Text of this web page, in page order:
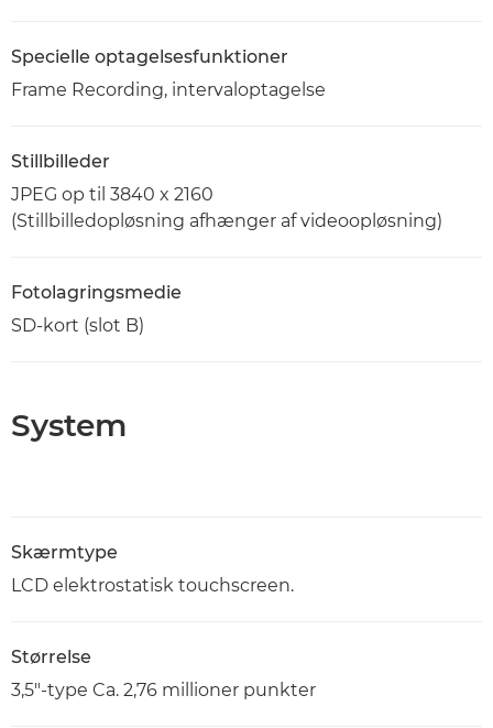
Specielle optagelsesfunktioner
Frame Recording, intervaloptagelse
Stillbilleder
JPEG op til 3840 x 2160
(Stillbilledopløsning afhænger af videoopløsning)
Fotolagringsmedie
SD-kort (slot B)
System
Skærmtype
LCD elektrostatisk touchscreen.
Størrelse
3,5"-type Ca. 2,76 millioner punkter